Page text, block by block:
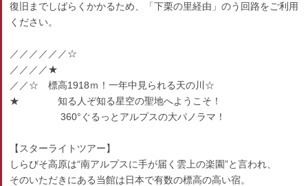
復旧までしばらくかかるため、「下栗の里経由」のう回路をご利用
ください。
／／／／／／☆
／／／／★
／／☆ 標高1918ｍ！一年中見られる天の川☆
★ 知る人ぞ知る星空の聖地へようこそ！
360°ぐるっとアルプスの大パノラマ！
【スターライトツアー】
しらびそ高原は“南アルプスに手が届く雲上の楽園”と言われ、
そのいただきにある当館は日本で有数の標高の高い宿。